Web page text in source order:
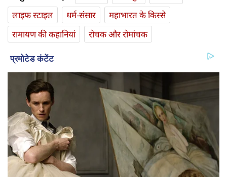
लाइफ स्‍टाइल
धर्म-संसार
महाभारत के किस्से
रामायण की कहानियां
रोचक और रोमांचक